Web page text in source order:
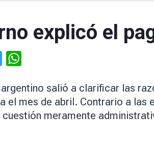
explicó el
Telegram
argentino salió a clarificar las
el mes de abril. Contrario a las
cuestión meramente